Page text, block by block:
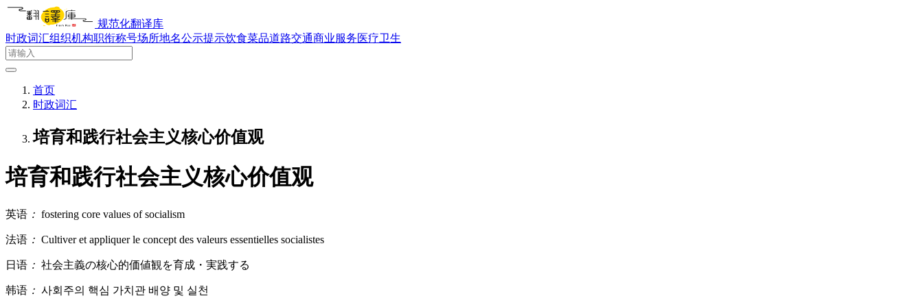
规范化翻译库
时政词汇组织机构职衔称号场所地名公示提示饮食菜品道路交通商业服务医疗卫生
首页
时政词汇
培育和践行社会主义核心价值观
培育和践行社会主义核心价值观
英语 ： fostering core values of socialism
法语 ： Cultiver et appliquer le concept des valeurs essentielles socialistes
日语 ： 社会主義の核心的価値観を育成・実践する
韩语 ： 사회주의 핵심 가치관 배양 및 실천